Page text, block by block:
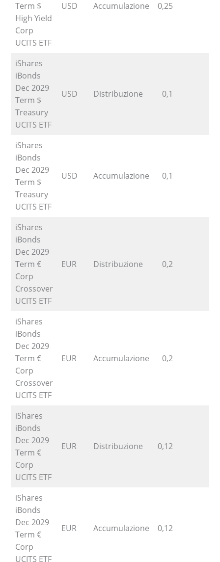
Term $
High Yield
Corp
UCITS ETF
USD Accumulazione 0,25
iShares
iBonds
Dec 2029
Term $
Treasury
UCITS ETF
USD Distribuzione 0,1
iShares
iBonds
Dec 2029
Term $
Treasury
UCITS ETF
USD Accumulazione 0,1
iShares
iBonds
Dec 2029
Term €
Corp
Crossover
UCITS ETF
EUR Distribuzione 0,2
iShares
iBonds
Dec 2029
Term €
Corp
Crossover
UCITS ETF
EUR Accumulazione 0,2
iShares
iBonds
Dec 2029
Term €
Corp
UCITS ETF
EUR Distribuzione 0,12
iShares
iBonds
Dec 2029
Term €
Corp
UCITS ETF
EUR Accumulazione 0,12